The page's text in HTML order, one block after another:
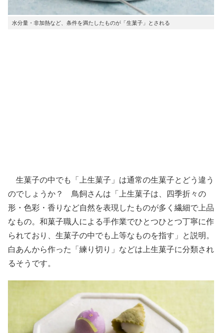
水分量・非加熱など、条件を満たしたものが「生菓子」とされる
生菓子の中でも「上生菓子」は通常の生菓子とどう違う
のでしょうか？ 鳥飼さんは「上生菓子は、四季折々の
形・色彩・香りなど自然を表現したものが多く繊細で上品
なもの。和菓子職人による手作業でひとつひとつ丁寧に作
られており、生菓子の中でも上等なものを指す」と説明。
白あんから作った「練り切り」などは上生菓子に分類され
るそうです。